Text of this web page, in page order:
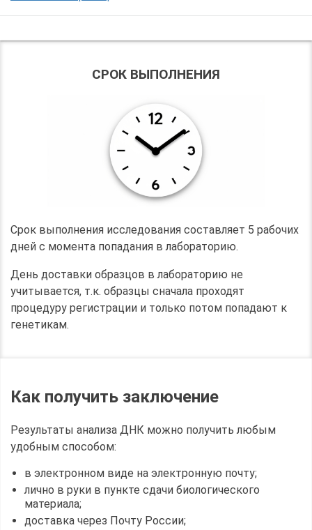
СРОК ВЫПОЛНЕНИЯ
Срок выполнения исследования составляет 5 рабочих
дней с момента попадания в лабораторию.
День доставки образцов в лабораторию не
учитывается, т.к. образцы сначала проходят
процедуру регистрации и только потом попадают к
генетикам.
Как получить заключение
Результаты анализа ДНК можно получить любым
удобным способом:
в электронном виде на электронную почту;
лично в руки в пункте сдачи биологического
материала;
доставка через Почту России;